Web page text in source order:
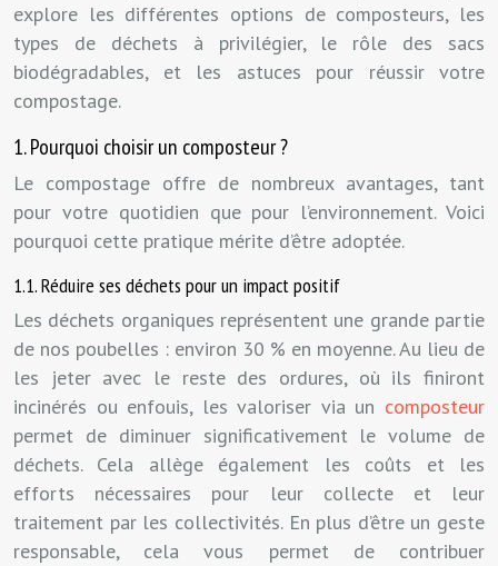
explore les différentes options de composteurs, les
types de déchets à privilégier, le rôle des sacs
biodégradables, et les astuces pour réussir votre
compostage.
1. Pourquoi choisir un composteur ?
Le compostage offre de nombreux avantages, tant
pour votre quotidien que pour l’environnement. Voici
pourquoi cette pratique mérite d’être adoptée.
1.1. Réduire ses déchets pour un impact positif
Les déchets organiques représentent une grande partie
de nos poubelles : environ 30 % en moyenne. Au lieu de
les jeter avec le reste des ordures, où ils finiront
incinérés ou enfouis, les valoriser via un composteur
permet de diminuer significativement le volume de
déchets. Cela allège également les coûts et les
efforts nécessaires pour leur collecte et leur
traitement par les collectivités. En plus d’être un geste
responsable, cela vous permet de contribuer